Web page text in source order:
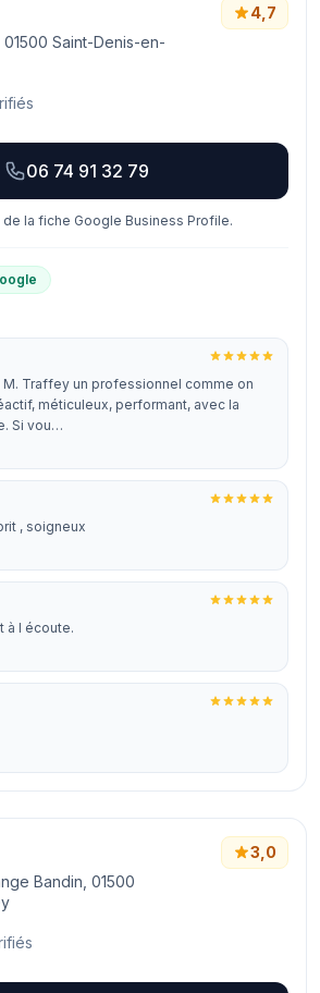
Saint-Denis-en-
4,7
06 74 91 32 79
de la fiche Google Business Profile.
Traffey un professionnel comme on
méticuleux, performant, avec la
Si vou…
, soigneux
à l écoute.
Bandin, 01500
3,0